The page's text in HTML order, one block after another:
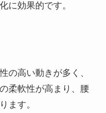
に効果的です。
の高い動きが多く、
柔軟性が高まり、腰
ます。